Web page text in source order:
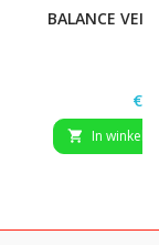
BALANCE
€
 In